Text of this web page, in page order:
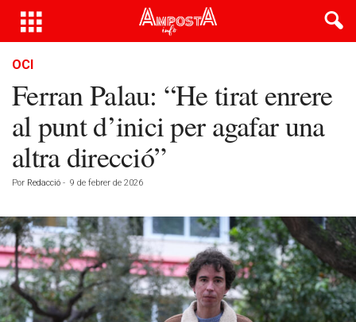
OCI
Ferran Palau: “He tirat enrere
al punt d’inici per agafar una
altra direcció”
Por Redacció - 9 de febrer de 2026